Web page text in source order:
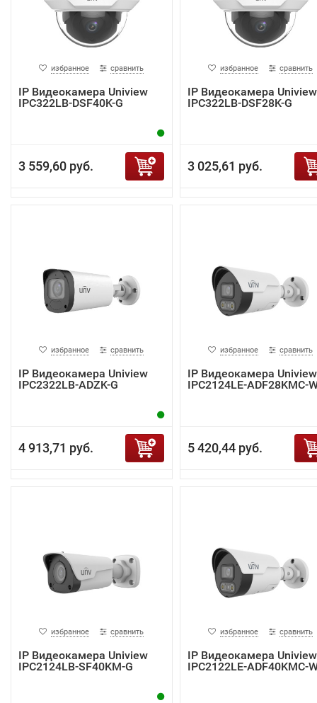
избранное сравнить
IP Видеокамера Uniview
IPC322LB-DSF40K-G
3 559,60 руб.
избранное сравнить
IP Видеокамера Uniview
IPC322LB-DSF28K-G
3 025,61 руб.
избранное сравнить
IP Видеокамера Uniview
IPC2322LB-ADZK-G
4 913,71 руб.
избранное сравнить
IP Видеокамера Uniview
IPC2124LE-ADF28KMC-
5 420,44 руб.
избранное сравнить
IP Видеокамера Uniview
IPC2124LB-SF40KM-G
избранное сравнить
IP Видеокамера Uniview
IPC2122LE-ADF40KMC-